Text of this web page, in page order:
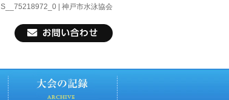
S__75218972_0 | 神戸市水泳協会